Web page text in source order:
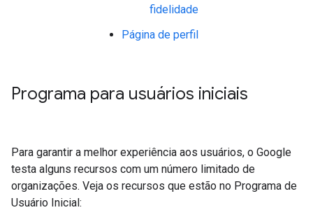
fidelidade
Página de perfil
Programa para usuários iniciais
Para garantir a melhor experiência aos usuários, o Google
testa alguns recursos com um número limitado de
organizações. Veja os recursos que estão no Programa de
Usuário Inicial: